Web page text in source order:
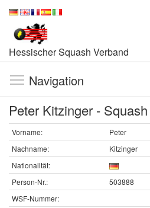
Hessischer Squash Verband
Navigation
Peter Kitzinger -
Vorname:
Peter
Nachname:
Kitzinger
Nationalität:
Person-Nr.:
503888
WSF-Nummer: